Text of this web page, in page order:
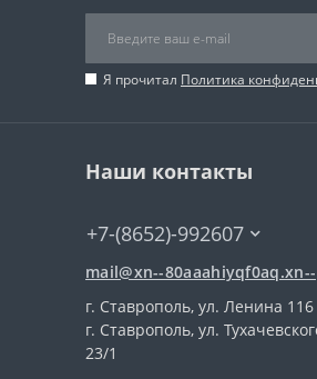
Я прочитал Политика
Наши контакты
+7-(8652)-992607
mail@xn--
г. Ставрополь, ул. Ленина 116
г. Ставрополь, ул.
23/1